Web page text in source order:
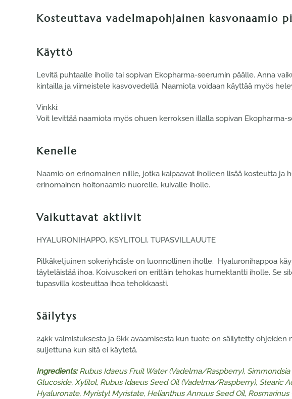
Kosteuttava vadelmapohjainen kasvonaamio
Käyttö
Levitä puhtaalle iholle tai sopivan Ekopharma-seerumin päälle. Anna
kintailla ja viimeistele kasvovedellä. Naamiota voidaan käyttää myös
Vinkki:
Voit levittää naamiota myös ohuen kerroksen illalla sopivan
Kenelle
Naamio on erinomainen niille, jotka kaipaavat iholleen lisää kosteutta
erinomainen hoitonaamio nuorelle, kuivalle iholle.
Vaikuttavat aktiivit
HYALURONIHAPPO, KSYLITOLI, TUPASVILLAUUTE
Pitkäketjuinen sokeriyhdiste on luonnollinen iholle. Hyaluronihappoa
täyteläistää ihoa. Koivusokeri on erittäin tehokas humektantti iholle. Se
tupasvilla kosteuttaa ihoa tehokkaasti.
Säilytys
24kk valmistuksesta ja 6kk avaamisesta kun tuote on säilytetty ohjeiden
suljettuna kun sitä ei käytetä.
Ingredients:Rubus Idaeus Fruit Water (Vadelma/Raspberry), Simmondsia
Glucoside, Xylitol, Rubus Idaeus Seed Oil (Vadelma/Raspberry), Stearic
Hyaluronate, Myristyl Myristate, Helianthus Annuus Seed Oil, Rosmarinus